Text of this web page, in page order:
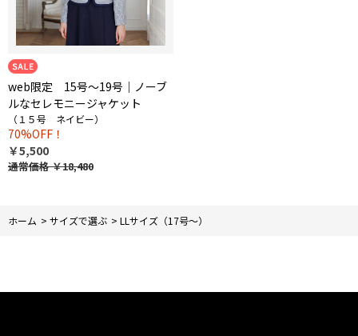
web限定 15号～19号｜ノーブ
ルなセレモニージャケット
（１５号 ネイビー）
70%OFF！
￥5,500
通常価格￥18,480
ホーム > サイズで選ぶ > LLサイズ（17号～）